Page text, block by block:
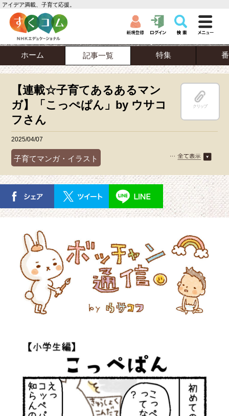
アイデア満載、子育て応援。
ホーム 記事一覧 特集
【連載☆子育てあるあるマン
ガ】「こっぺぱん」by ウサコ
フさん
クリップ
2025/04/07
子育てマンガ・イラスト